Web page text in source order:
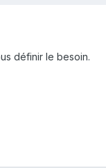
définir le besoin.